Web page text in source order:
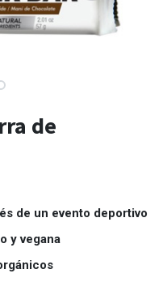
de
de un evento deportivo
y vegana